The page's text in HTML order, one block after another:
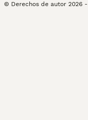
© Derechos de autor 2026 -